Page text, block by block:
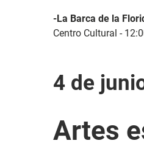
-La Barca de la
Centro Cultural -
4 de
Artes